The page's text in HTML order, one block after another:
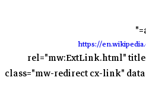
https://
" rel="mw:ExtLink.html"
class="mw-redirect cx-link"